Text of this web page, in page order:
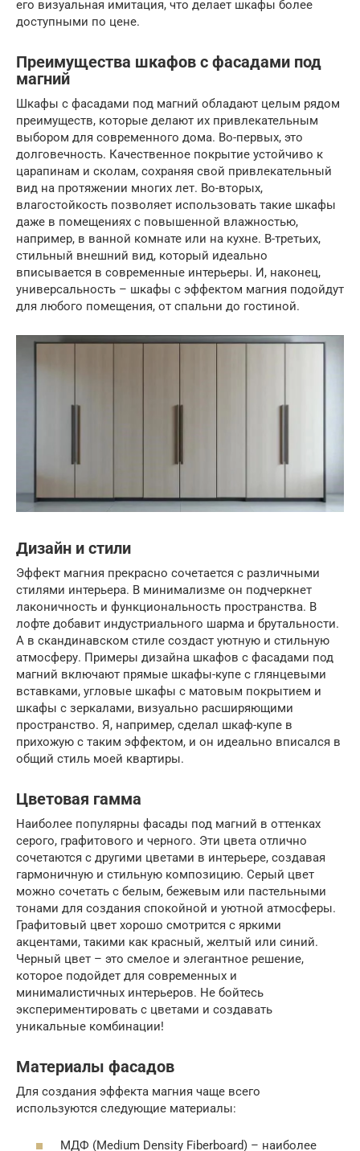
его визуальная имитация, что делает шкафы более
доступными по цене.
Преимущества шкафов с фасадами под
магний
Шкафы с фасадами под магний обладают целым рядом
преимуществ, которые делают их привлекательным
выбором для современного дома. Во-первых, это
долговечность. Качественное покрытие устойчиво к
царапинам и сколам, сохраняя свой привлекательный
вид на протяжении многих лет. Во-вторых,
влагостойкость позволяет использовать такие шкафы
даже в помещениях с повышенной влажностью,
например, в ванной комнате или на кухне. В-третьих,
стильный внешний вид, который идеально
вписывается в современные интерьеры. И, наконец,
универсальность – шкафы с эффектом магния подойдут
для любого помещения, от спальни до гостиной.
Дизайн и стили
Эффект магния прекрасно сочетается с различными
стилями интерьера. В минимализме он подчеркнет
лаконичность и функциональность пространства. В
лофте добавит индустриального шарма и брутальности.
А в скандинавском стиле создаст уютную и стильную
атмосферу. Примеры дизайна шкафов с фасадами под
магний включают прямые шкафы-купе с глянцевыми
вставками, угловые шкафы с матовым покрытием и
шкафы с зеркалами, визуально расширяющими
пространство. Я, например, сделал шкаф-купе в
прихожую с таким эффектом, и он идеально вписался в
общий стиль моей квартиры.
Цветовая гамма
Наиболее популярны фасады под магний в оттенках
серого, графитового и черного. Эти цвета отлично
сочетаются с другими цветами в интерьере, создавая
гармоничную и стильную композицию. Серый цвет
можно сочетать с белым, бежевым или пастельными
тонами для создания спокойной и уютной атмосферы.
Графитовый цвет хорошо смотрится с яркими
акцентами, такими как красный, желтый или синий.
Черный цвет – это смелое и элегантное решение,
которое подойдет для современных и
минималистичных интерьеров. Не бойтесь
экспериментировать с цветами и создавать
уникальные комбинации!
Материалы фасадов
Для создания эффекта магния чаще всего
используются следующие материалы:
МДФ (Medium Density Fiberboard) – наиболее